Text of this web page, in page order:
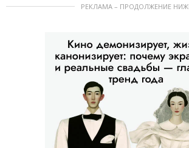
РЕКЛАМА – ПРОДОЛЖЕНИЕ